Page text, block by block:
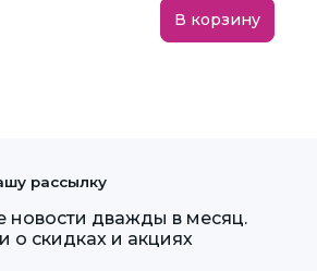
В корзину
рассылку
новости дважды в месяц.
о скидках и акциях